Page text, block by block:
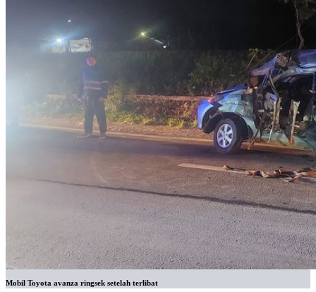
Mobil Toyota avanza ringsek setelah terlibat